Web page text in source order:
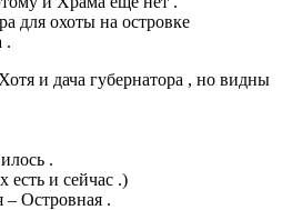
для охоты на островке
.
и дача губернатора , но видны
.
есть и сейчас .)
– Островная .